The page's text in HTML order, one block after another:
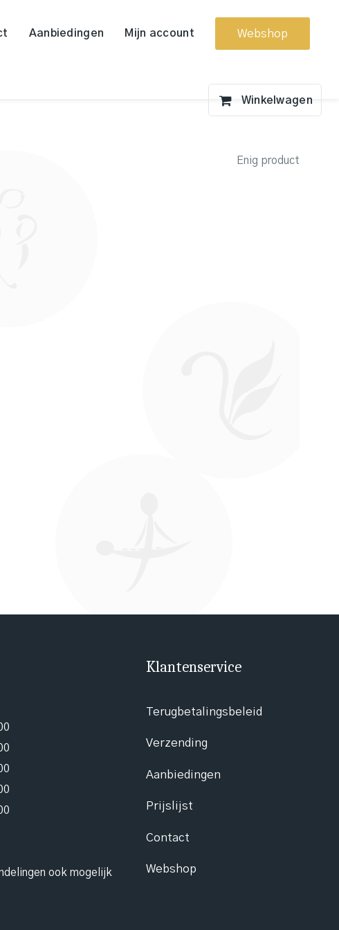
Aanbiedingen Mijn account Webshop
Enig product
ook mogelijk
Klantenservice
Terugbetalingsbeleid
Verzending
Aanbiedingen
Prijslijst
Contact
Webshop